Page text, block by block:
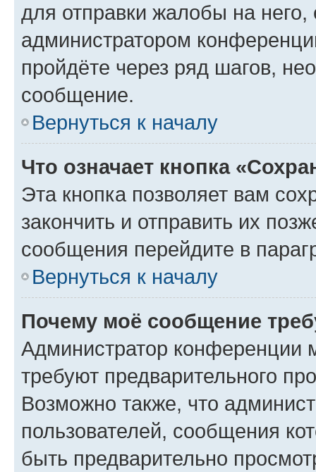
для отправки жалобы на
администратором
пройдёте через ряд шагов,
сообщение.
Вернуться к началу
Что означает кнопка
Эта кнопка позволяет вам
закончить и отправить их
сообщения перейдите в
Вернуться к началу
Почему моё сообщение
Администратор конференции
требуют предварительного
Возможно также, что
пользователей, сообщения
быть предварительно